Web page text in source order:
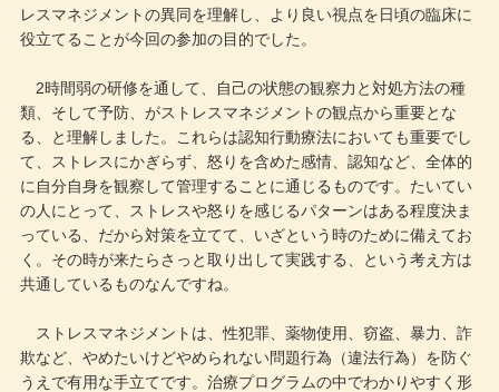
レスマネジメントの異同を理解し、より良い視点を日頃の臨床に
役立てることが今回の参加の目的でした。
2時間弱の研修を通して、自己の状態の観察力と対処方法の種
類、そして予防、がストレスマネジメントの観点から重要とな
る、と理解しました。これらは認知行動療法においても重要でし
て、ストレスにかぎらず、怒りを含めた感情、認知など、全体的
に自分自身を観察して管理することに通じるものです。たいてい
の人にとって、ストレスや怒りを感じるパターンはある程度決ま
っている、だから対策を立てて、いざという時のために備えてお
く。その時が来たらさっと取り出して実践する、という考え方は
共通しているものなんですね。
ストレスマネジメントは、性犯罪、薬物使用、窃盗、暴力、詐
欺など、やめたいけどやめられない問題行為（違法行為）を防ぐ
うえで有用な手立てです。治療プログラムの中でわかりやすく形